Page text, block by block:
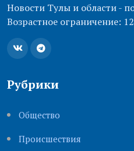
Новости Тулы и области -
Возрастное ограничение:
Рубрики
Общество
Происшествия